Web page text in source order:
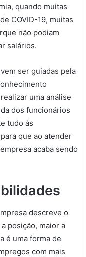
quando muitas
COVID-19, muitas
não podiam
salários.
ser guiadas pela
uma análise
dos funcionários
tudo às
que ao atender
acaba sendo
descreve o
posição, maior a
é uma forma de
com mais